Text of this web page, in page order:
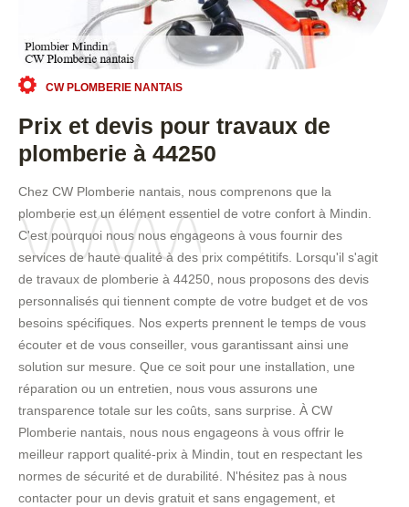
CW PLOMBERIE NANTAIS
Prix et devis pour travaux de
plomberie à 44250
Chez CW Plomberie nantais, nous comprenons que la
plomberie est un élément essentiel de votre confort à Mindin.
C'est pourquoi nous nous engageons à vous fournir des
services de haute qualité à des prix compétitifs. Lorsqu'il s'agit
de travaux de plomberie à 44250, nous proposons des devis
personnalisés qui tiennent compte de votre budget et de vos
besoins spécifiques. Nos experts prennent le temps de vous
écouter et de vous conseiller, vous garantissant ainsi une
solution sur mesure. Que ce soit pour une installation, une
réparation ou un entretien, nous vous assurons une
transparence totale sur les coûts, sans surprise. À CW
Plomberie nantais, nous nous engageons à vous offrir le
meilleur rapport qualité-prix à Mindin, tout en respectant les
normes de sécurité et de durabilité. N'hésitez pas à nous
contacter pour un devis gratuit et sans engagement, et